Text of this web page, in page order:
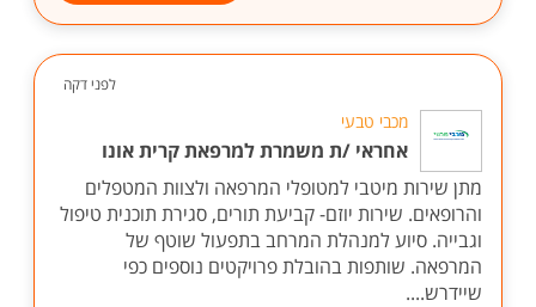
לפני דקה
מכבי טבעי
אחראי /ת משמרת למרפאת קרית אונו
מתן שירות מיטבי למטופלי המרפאה ולצוות המטפלים
והרופאים. שירות יוזם- קביעת תורים, סגירת תוכנית טיפול
וגבייה. סיוע למנהלת המרחב בתפעול שוטף של
המרפאה. שותפות בהובלת פרויקטים נוספים כפי
שיידרש....